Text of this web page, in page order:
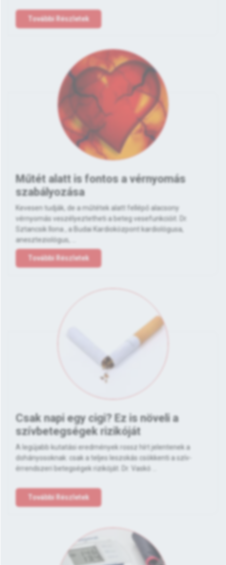
További Részletek
Műtét alatt is fontos a vérnyomás
szabályozása
Kevesen tudják, de a műtétek alatt fellépő alacsony
vérnyomás veszélyeztetheti a beteg vesefunkcióit. Dr.
Sztancsik Ilona , a Budai Kardioközpont kardiológusa,
aneszteziológus, ...
További Részletek
Csak napi egy cigi? Ez is növeli a
szívbetegségek rizikóját
A legújabb kutatási eredmények rossz hírt jelentenek a
dohányosoknak: csak a teljes leszokás csökkenti a szív-
érrendszeri betegségek rizikóját. Dr. Vaskó ...
További Részletek